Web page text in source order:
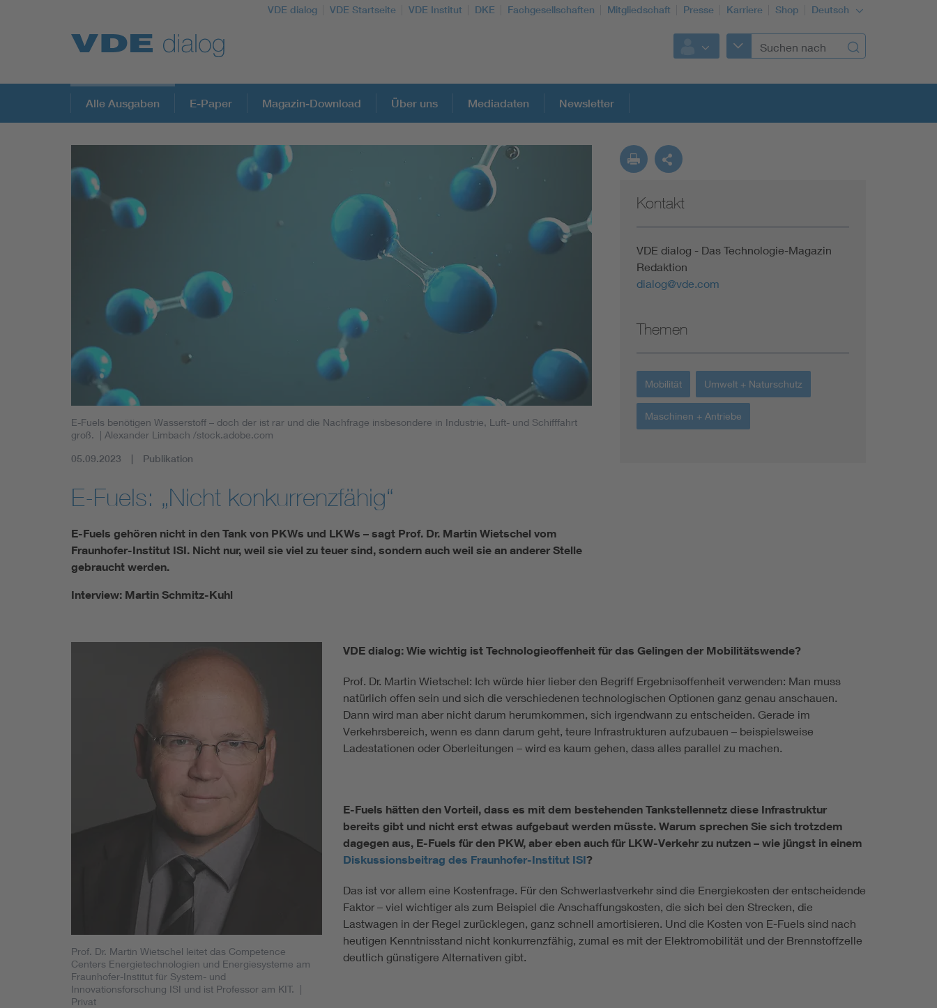
VDE dialog VDE Startseite VDE Institut DKE Fachgesellschaften Mitgliedschaft Presse Karriere Shop Deutsch
Alle Ausgaben E-Paper Magazin-Download Über uns Mediadaten Newsletter
E-Fuels benötigen Wasserstoff – doch der ist rar und die Nachfrage insbesondere in Industrie, Luft- und Schifffahrt
groß. | Alexander Limbach /stock.adobe.com
05.09.2023 Publikation
E-Fuels: „Nicht konkurrenzfähig“
E-Fuels gehören nicht in den Tank von PKWs und LKWs – sagt Prof. Dr. Martin Wietschel vom
Fraunhofer-Institut ISI. Nicht nur, weil sie viel zu teuer sind, sondern auch weil sie an anderer Stelle
gebraucht werden.
Interview: Martin Schmitz-Kuhl
Kontakt
VDE dialog - Das Technologie-Magazin
Redaktion
dialog@vde.com
Themen
Mobilität Umwelt + Naturschutz
Maschinen + Antriebe
Prof. Dr. Martin Wietschel leitet das Competence
Centers Energietechnologien und Energiesysteme am
Fraunhofer-Institut für System- und
Innovationsforschung ISI und ist Professor am KIT. |
Privat
VDE dialog: Wie wichtig ist Technologieoffenheit für das Gelingen der Mobilitätswende?
Prof. Dr. Martin Wietschel: Ich würde hier lieber den Begriff Ergebnisoffenheit verwenden: Man muss
natürlich offen sein und sich die verschiedenen technologischen Optionen ganz genau anschauen.
Dann wird man aber nicht darum herumkommen, sich irgendwann zu entscheiden. Gerade im
Verkehrsbereich, wenn es dann darum geht, teure Infrastrukturen aufzubauen – beispielsweise
Ladestationen oder Oberleitungen – wird es kaum gehen, dass alles parallel zu machen.
E-Fuels hätten den Vorteil, dass es mit dem bestehenden Tankstellennetz diese Infrastruktur
bereits gibt und nicht erst etwas aufgebaut werden müsste. Warum sprechen Sie sich trotzdem
dagegen aus, E-Fuels für den PKW, aber eben auch für LKW-Verkehr zu nutzen – wie jüngst in einem
Diskussionsbeitrag des Fraunhofer-Institut ISI?
Das ist vor allem eine Kostenfrage. Für den Schwerlastverkehr sind die Energiekosten der entscheidende
Faktor – viel wichtiger als zum Beispiel die Anschaffungskosten, die sich bei den Strecken, die
Lastwagen in der Regel zurücklegen, ganz schnell amortisieren. Und die Kosten von E-Fuels sind nach
heutigen Kenntnisstand nicht konkurrenzfähig, zumal es mit der Elektromobilität und der Brennstoffzelle
deutlich günstigere Alternativen gibt.